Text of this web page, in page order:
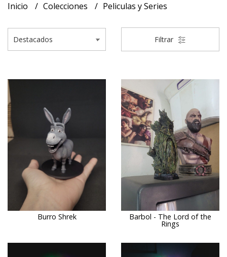
Inicio Colecciones Peliculas y Series
Filtrar
Burro Shrek Barbol - The Lord of the
Rings